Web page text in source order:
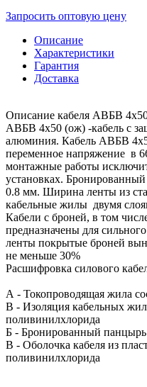
Запросить оптовую цену
Описание
Характеристики
Гарантия
Доставка
Описание кабеля АВБВ
АВБВ 4х50 (ож) -кабель с
алюминия. Кабель АВБВ
переменное напряжение в
монтажные работы
установках.
0.8 мм. Ширина ленты из
кабельные жилы двумя
Кабели с броней, в том
предназначены для
ленты покрытые броней
не меньше 30%
Расшифровка силового
А - Токопроводящая жила
В - Изоляция кабельных жил
поливинилхлорида
Б - Бронированный панцырь
В - Оболочка кабеля из
поливинилхлорида